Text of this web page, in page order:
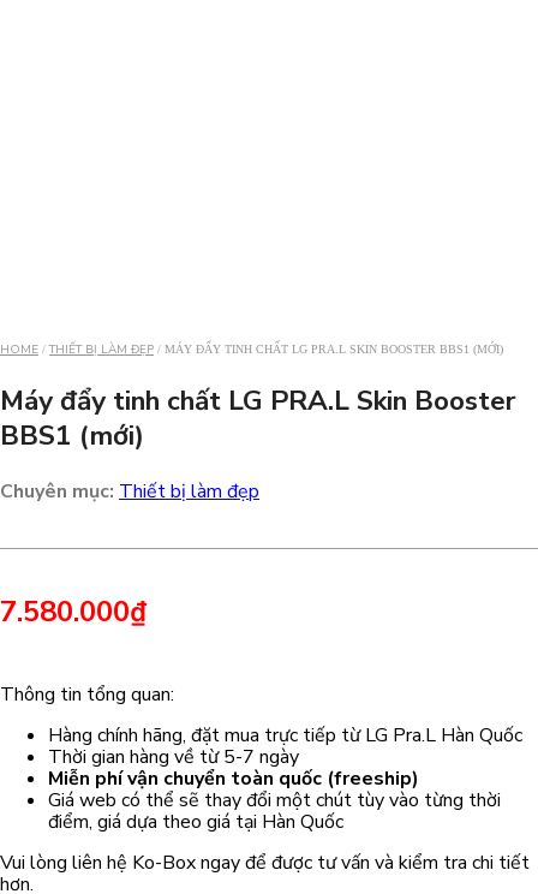
HOME /THIẾT BỊ LÀM ĐẸP / MÁY ĐẨY TINH CHẤT LG PRA.L SKIN BOOSTER BBS1 (MỚI)
Máy đẩy tinh chất LG PRA.L Skin Booster
BBS1 (mới)
Chuyên mục: Thiết bị làm đẹp
7.580.000₫
Thông tin tổng quan:
Hàng chính hãng, đặt mua trực tiếp từ LG Pra.L Hàn Quốc
Thời gian hàng về từ 5-7 ngày
Miễn phí vận chuyển toàn quốc (freeship)
Giá web có thể sẽ thay đổi một chút tùy vào từng thời
điểm, giá dựa theo giá tại Hàn Quốc
Vui lòng liên hệ Ko-Box ngay để được tư vấn và kiểm tra chi tiết
hơn.